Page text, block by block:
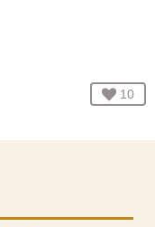
お気
10